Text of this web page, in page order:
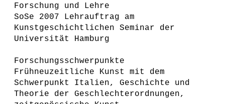
Forschung und Lehre
SoSe 2007 Lehrauftrag am
Kunstgeschichtlichen Seminar der
Universität Hamburg
Forschungsschwerpunkte
Frühneuzeitliche Kunst mit dem
Schwerpunkt Italien, Geschichte und
Theorie der Geschlechterordnungen,